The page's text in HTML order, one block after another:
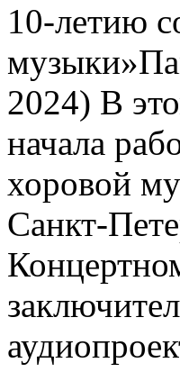
10-летию
2024) В
начала
хоровой
Санкт-